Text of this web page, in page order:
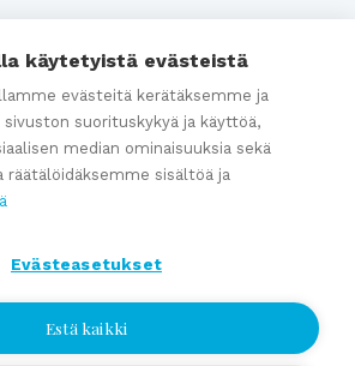
Onko yrityksesi myyntikunnossa? Näin
ajoissa
oikeus ja omistajanvaihdos
käyttää yritysvälittäjää
Yritysvälittäjän työ kulissien takana
valmistella yritys myyntikuntoon 12
käytetyistä evästeistä
evästeitä kerätäksemme ja
suorituskykyä ja käyttöä,
median ominaisuuksia sekä
räätälöidäksemme sisältöä ja
Evästeasetukset
Estä kaikki